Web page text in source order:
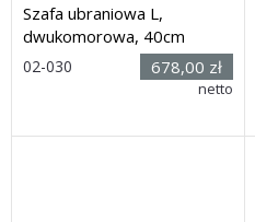
Szafa ubraniowa L,
dwukomorowa, 40cm
02-030 678,00 zł
netto
Dostawa: 28 dni